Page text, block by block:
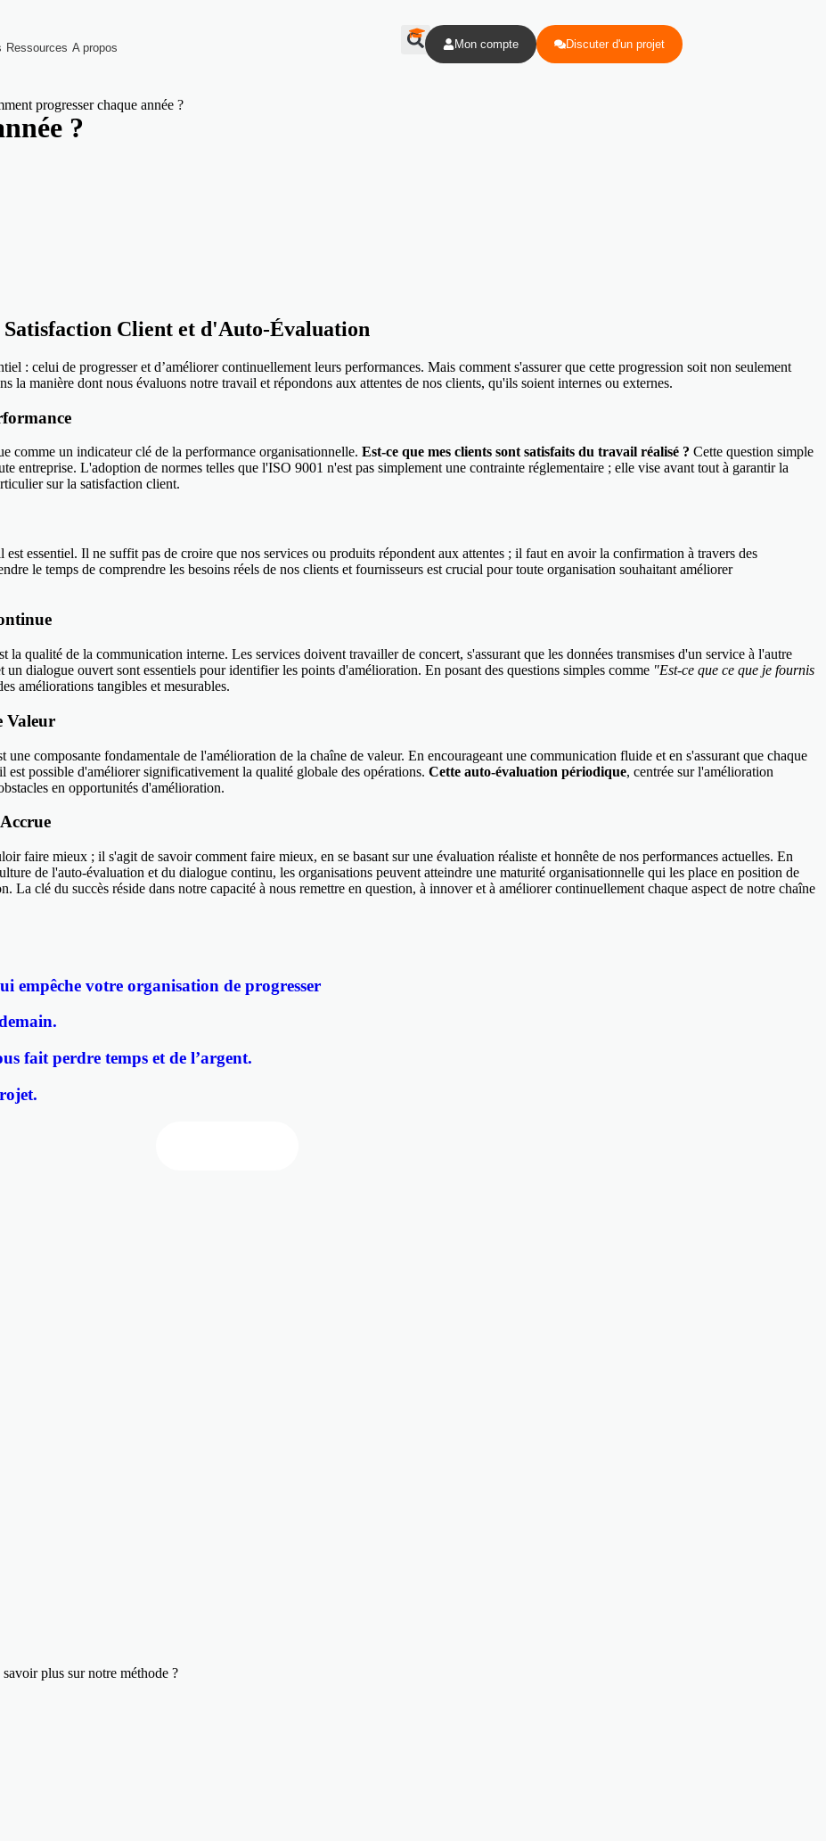
Ressources A propos Mon compte Discuter d'un projet
progresser chaque année ?
?
Client et d'Auto-Évaluation
: celui de progresser et d’améliorer continuellement leurs performances. Mais comment s'assurer que cette progression soit non seulement
la manière dont nous évaluons notre travail et répondons aux attentes de nos clients, qu'ils soient internes ou externes.
comme un indicateur clé de la performance organisationnelle. Est-ce que mes clients sont satisfaits du travail réalisé ? Cette question simple
entreprise. L'adoption de normes telles que l'ISO 9001 n'est pas simplement une contrainte réglementaire ; elle vise avant tout à garantir la
sur la satisfaction client.
essentiel. Il ne suffit pas de croire que nos services ou produits répondent aux attentes ; il faut en avoir la confirmation à travers des
le temps de comprendre les besoins réels de nos clients et fournisseurs est crucial pour toute organisation souhaitant améliorer
la qualité de la communication interne. Les services doivent travailler de concert, s'assurant que les données transmises d'un service à l'autre
dialogue ouvert sont essentiels pour identifier les points d'amélioration. En posant des questions simples comme "Est-ce que ce que je fournis
améliorations tangibles et mesurables.
Valeur
composante fondamentale de l'amélioration de la chaîne de valeur. En encourageant une communication fluide et en s'assurant que chaque
possible d'améliorer significativement la qualité globale des opérations. Cette auto-évaluation périodique, centrée sur l'amélioration
en opportunités d'amélioration.
faire mieux ; il s'agit de savoir comment faire mieux, en se basant sur une évaluation réaliste et honnête de nos performances actuelles. En
de l'auto-évaluation et du dialogue continu, les organisations peuvent atteindre une maturité organisationnelle qui les place en position de
clé du succès réside dans notre capacité à nous remettre en question, à innover et à améliorer continuellement chaque aspect de notre chaîne
empêche votre organisation de progresser
fait perdre temps et de l’argent.
plus sur notre méthode ?